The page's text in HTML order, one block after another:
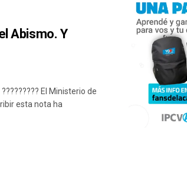
Abismo. Y
????????? El Ministerio de
esta nota ha